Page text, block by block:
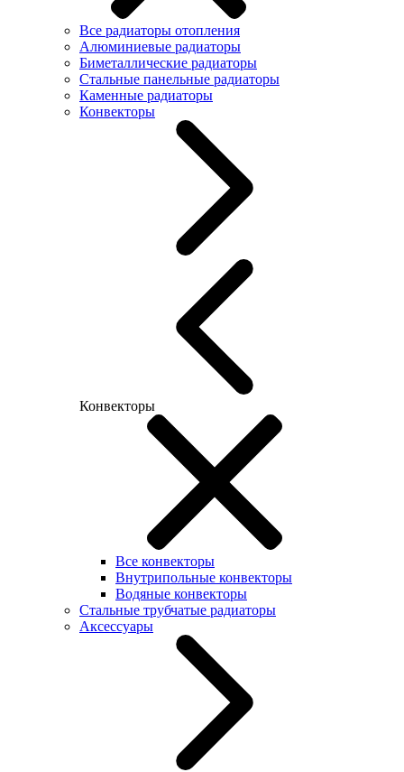
Все радиаторы отопления
Алюминиевые радиаторы
Биметаллические радиаторы
Стальные панельные радиаторы
Каменные радиаторы
Конвекторы
Конвекторы
Все конвекторы
Внутрипольные конвекторы
Водяные конвекторы
Стальные трубчатые радиаторы
Аксессуары